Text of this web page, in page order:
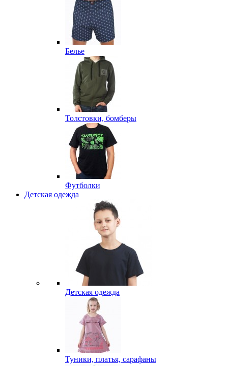
Белье
Толстовки, бомберы
Футболки
Детская одежда
Детская одежда
Туники, платья, сарафаны